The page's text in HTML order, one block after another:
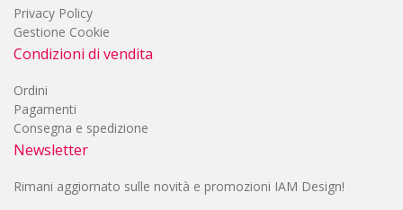
Privacy Policy
Gestione Cookie
Condizioni di vendita
Ordini
Pagamenti
Consegna e spedizione
Newsletter
Rimani aggiornato sulle novità e promozioni IAM Design!